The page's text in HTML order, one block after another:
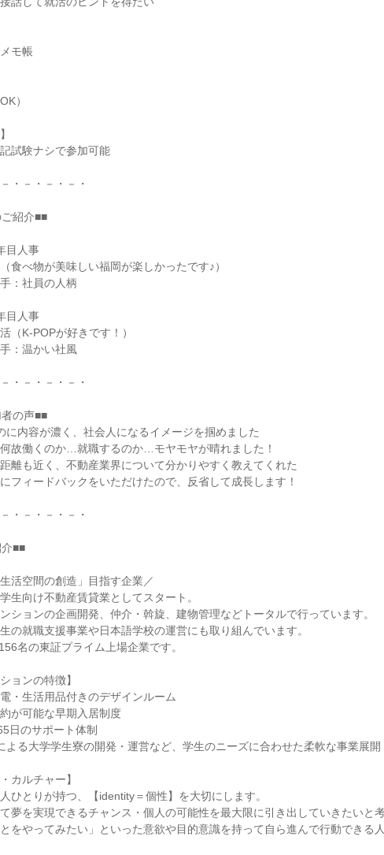
モ帳
）
試験ナシで参加可能
・－・－・－・
紹介■■
目人事
食べ物が美味しい福岡が楽しかったです♪）
：社員の人柄
目人事
（K-POPが好きです！）
：温かい社風
・－・－・－・
の声■■
に内容が濃く、社会人になるイメージを掴めました
何故働くのか…就職するのか…モヤモヤが晴れました！
距離も近く、不動産業界について分かりやすく教えてくれた
にフィードバックをいただけたので、反省して成長します！
・－・－・－・
■■
活空間の創造」目指す企業／
生向け不動産賃貸業としてスタート。
ンションの企画開発、仲介・斡旋、建物管理などトータルで行っています。
の就職支援事業や日本語学校の運営にも取り組んでいます。
名の東証プライム上場企業です。
ョンの特徴】
電・生活用品付きのデザインルーム
約が可能な早期入居制度
日のサポート体制
よる大学学生寮の開発・運営など、学生のニーズに合わせた柔軟な事業展開
カルチャー】
ひとりが持つ、【identity＝個性】を大切にします。
夢を実現できるチャンス・個人の可能性を最大限に引き出していきたいと考
とをやってみたい」といった意欲や目的意識を持って自ら進んで行動できる